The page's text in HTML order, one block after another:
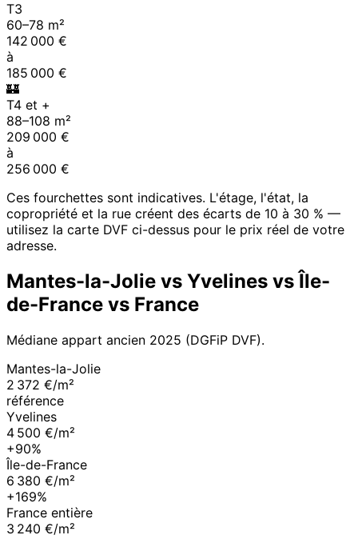
T3
60–78 m²
142 000 €
à
185 000 €
🏰
T4 et +
88–108 m²
209 000 €
à
256 000 €
Ces fourchettes sont indicatives. L'étage, l'état, la
copropriété et la rue créent des écarts de 10 à 30 % —
utilisez la carte DVF ci-dessus pour le prix réel de votre
adresse.
Mantes-la-Jolie vs Yvelines vs Île-
de-France vs France
Médiane appart ancien 2025 (DGFiP DVF).
Mantes-la-Jolie
2 372 €/m²
référence
Yvelines
4 500 €/m²
+90%
Île-de-France
6 380 €/m²
+169%
France entière
3 240 €/m²